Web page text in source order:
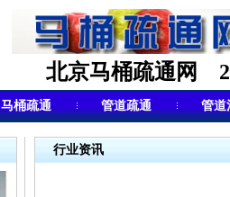
北京马桶疏通网
马桶疏通 管道疏通 管道
行业资讯